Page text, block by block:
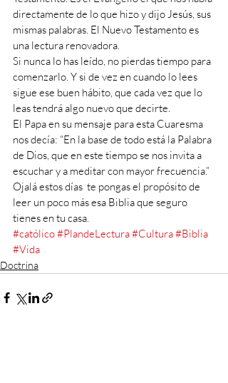
directamente de lo que hizo y dijo Jesús, sus
mismas palabras. El Nuevo Testamento es
una lectura renovadora.
Si nunca lo has leído, no pierdas tiempo para
comenzarlo. Y si de vez en cuando lo lees
sigue ese buen hábito, que cada vez que lo
leas tendrá algo nuevo que decirte.
El Papa en su mensaje para esta Cuaresma
nos decía: “En la base de todo está la Palabra
de Dios, que en este tiempo se nos invita a
escuchar y a meditar con mayor frecuencia.”
Ojalá estos días  te pongas el propósito de
leer un poco más esa Biblia que seguro
tienes en tu casa.
#católico#PlandeLectura#Cultura#Biblia
#Vida
Doctrina